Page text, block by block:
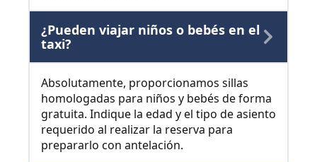
¿Pueden viajar niños o bebés en el
taxi?
Absolutamente, proporcionamos sillas
homologadas para niños y bebés de forma
gratuita. Indique la edad y el tipo de asiento
requerido al realizar la reserva para
prepararlo con antelación.